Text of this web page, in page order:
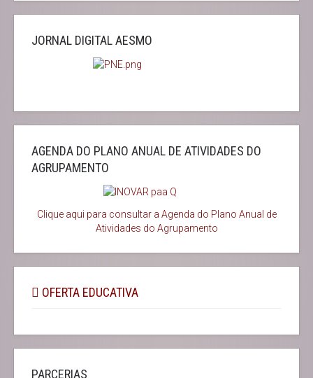
JORNAL DIGITAL AESMO
AGENDA DO PLANO ANUAL DE ATIVIDADES DO
AGRUPAMENTO
Clique aqui para consultar a Agenda do Plano Anual de
Atividades do Agrupamento
OFERTA EDUCATIVA
PARCERIAS